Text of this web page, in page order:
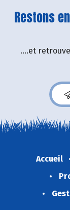
Restons
....et
Accueil